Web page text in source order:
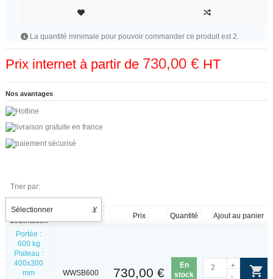
La quantité minimale pour pouvoir commander ce produit est 2.
Prix internet à partir de 730,00 € HT
Nos avantages
Trier par:
Sélectionner ⊻
Nom de la
déclinaison
Prix Quantité Ajout au panier
Portée :
600 kg
Plateau :
400x300
mm
WWSB600 730,00 €
En
stock
+
-